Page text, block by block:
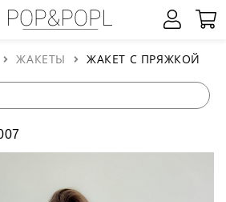
ЖАКЕТЫ ЖАКЕТ С ПРЯЖКОЙ